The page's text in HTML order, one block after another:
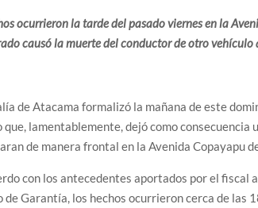
ocurrieron la tarde del pasado viernes en la
causó la muerte del conductor de otro
de Atacama formalizó la mañana de este
lamentablemente, dejó como consecuencia
de manera frontal en la Avenida Copayapu
con los antecedentes aportados por el
de Garantía, los hechos ocurrieron cerca de las